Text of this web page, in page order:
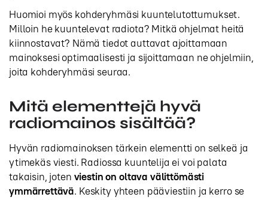
Huomioi myös kohderyhmäsi kuuntelutottumukset.
Milloin he kuuntelevat radiota? Mitkä ohjelmat heitä
kiinnostavat? Nämä tiedot auttavat ajoittamaan
mainoksesi optimaalisesti ja sijoittamaan ne ohjelmiin,
joita kohderyhmäsi seuraa.
Mitä elementtejä hyvä
radiomainos sisältää?
Hyvän radiomainoksen tärkein elementti on selkeä ja
ytimekäs viesti. Radiossa kuuntelija ei voi palata
takaisin, joten viestin on oltava välittömästi
ymmärrettävä. Keskity yhteen pääviestiin ja kerro se